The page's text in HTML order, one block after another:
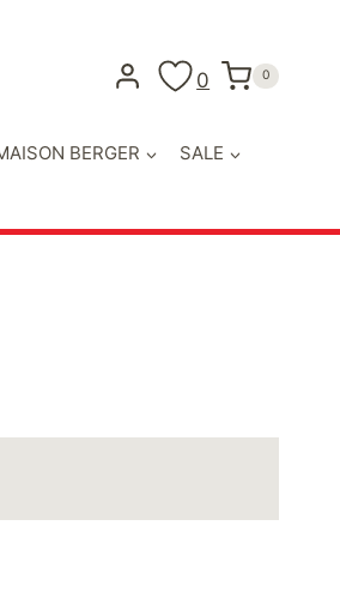
0 0
BERGER SALE